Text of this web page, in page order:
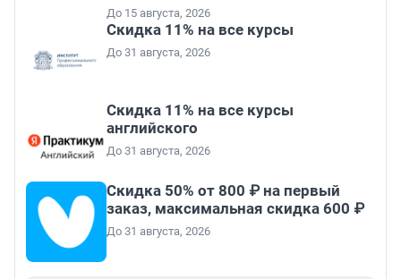
До 15 августа, 2026
Скидка 11% на все курсы
До 31 августа, 2026
Скидка 11% на все курсы
английского
До 31 августа, 2026
Скидка 50% от 800 ₽ на первый
заказ, максимальная скидка 600 ₽
До 31 августа, 2026